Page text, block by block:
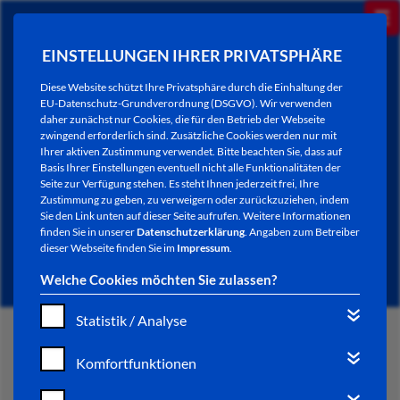
EINSTELLUNGEN IHRER PRIVATSPHÄRE
Diese Website schützt Ihre Privatsphäre durch die Einhaltung der
EU-Datenschutz-Grundverordnung (DSGVO). Wir verwenden
daher zunächst nur Cookies, die für den Betrieb der Webseite
zwingend erforderlich sind. Zusätzliche Cookies werden nur mit
Ihrer aktiven Zustimmung verwendet. Bitte beachten Sie, dass auf
Basis Ihrer Einstellungen eventuell nicht alle Funktionalitäten der
Seite zur Verfügung stehen. Es steht Ihnen jederzeit frei, Ihre
Zustimmung zu geben, zu verweigern oder zurückzuziehen, indem
Sie den Link unten auf dieser Seite aufrufen. Weitere Informationen
finden Sie in unsererDatenschutzerklärung. Angaben zum Betreiber
dieser Webseite finden Sie im Impressum.
Welche Cookies möchten Sie zulassen?
Statistik / Analyse
Komfortfunktionen
NEWSLETTER / CITY LETTER
START